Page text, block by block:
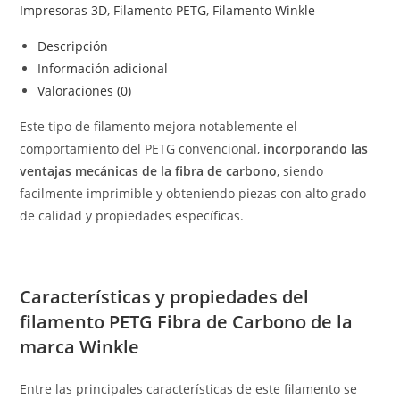
Impresoras 3D, Filamento PETG, Filamento Winkle
Descripción
Información adicional
Valoraciones (0)
Este tipo de filamento mejora notablemente el
comportamiento del PETG convencional, incorporando las
ventajas mecánicas de la fibra de carbono, siendo
facilmente imprimible y obteniendo piezas con alto grado
de calidad y propiedades específicas.
Características y propiedades del
filamento PETG Fibra de Carbono de la
marca Winkle
Entre las principales características de este filamento se